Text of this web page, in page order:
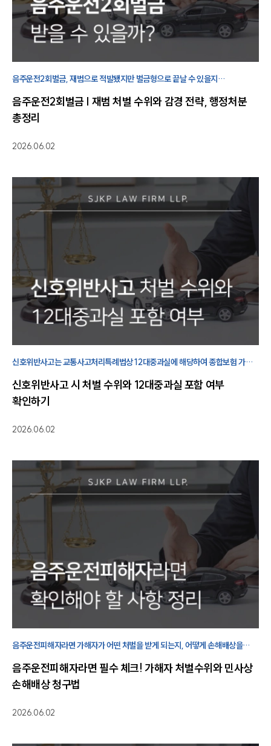
음주운전2회벌금, 재범으로 적발됐지만 벌금형으로 끝날 수 있을지
음주운전2회벌금 | 재범 처벌 수위와 감경 전략, 행정처분
총정리
2026.06.02
신호위반사고는 교통사고처리특례법상 12대중과실에 해당하여 종합보험 가입
살펴보겠습니다.
신호위반사고 시 처벌 수위와 12대중과실 포함 여부
확인하기
2026.06.02
음주운전피해자라면 가해자가 어떤 처벌을 받게 되는지, 어떻게 손해배상을
살펴보겠습니다.
음주운전피해자라면 필수 체크! 가해자 처벌수위와 민사상
손해배상 청구법
2026.06.02